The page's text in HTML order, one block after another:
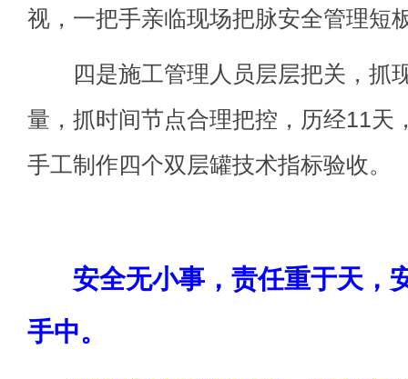
视，一把手亲临现场把脉安全管理短
四是施工管理人员层层把关，抓
量，抓时间节点合理把控，历经11天
手工制作四个双层罐技术指标验收。
安全无小事，责任重于天，
手中。